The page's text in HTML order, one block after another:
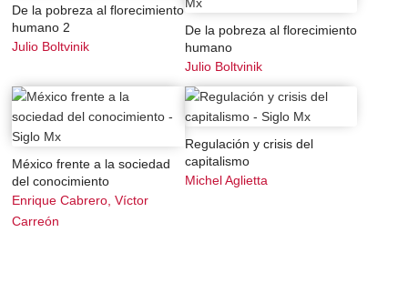
De la pobreza al florecimiento
humano 2
Julio Boltvinik
De la pobreza al florecimiento
humano
Julio Boltvinik
México frente a la sociedad
del conocimiento
Enrique Cabrero, Víctor
Carreón
Regulación y crisis del
capitalismo
Michel Aglietta